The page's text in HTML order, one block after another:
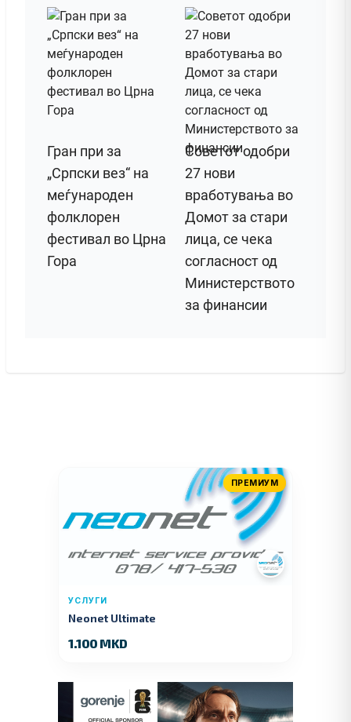
Гран при за
„Српски вез“ на
меѓународен
фолклорен
фестивал во Црна
Гора
Советот одобри
27 нови
вработувања во
Домот за стари
лица, се чека
согласност од
Министерството
за финансии
ПРЕМИУМ
УСЛУГИ
Neonet Ultimate
1.100 MKD